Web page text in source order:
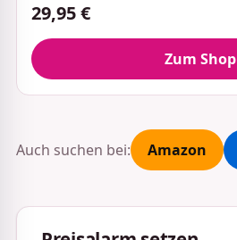
29,95 €
Zum Shop
Auch suchen bei: Amazon